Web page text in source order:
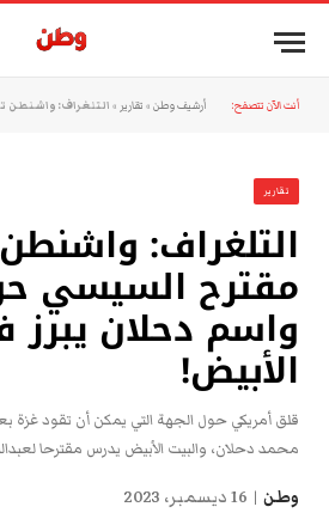
أنت الآن تتصفح: أرشيف وطن » تقارير » التلغراف: واشنطن تدرس مقترح
تقارير
التلغراف:
مقترح السيسي
واسم دحلان يبرز
الأبيض!
قلق أمريكي حول الجهة التي يمكن أن تقود غزة
محمد دحلان، والبيت الأبيض يدرس مقترحا
وطن 16 ديسمبر، 2023